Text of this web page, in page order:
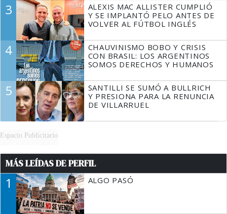
3
ALEXIS MAC ALLISTER CUMPLIÓ
Y SE IMPLANTÓ PELO ANTES DE
VOLVER AL FÚTBOL INGLÉS
4
CHAUVINISMO BOBO Y CRISIS
CON BRASIL: LOS ARGENTINOS
SOMOS DERECHOS Y HUMANOS
5
SANTILLI SE SUMÓ A BULLRICH
Y PRESIONA PARA LA RENUNCIA
DE VILLARRUEL
Espacio Publicitario
MÁS LEÍDAS DE PERFIL
1 ALGO PASÓ